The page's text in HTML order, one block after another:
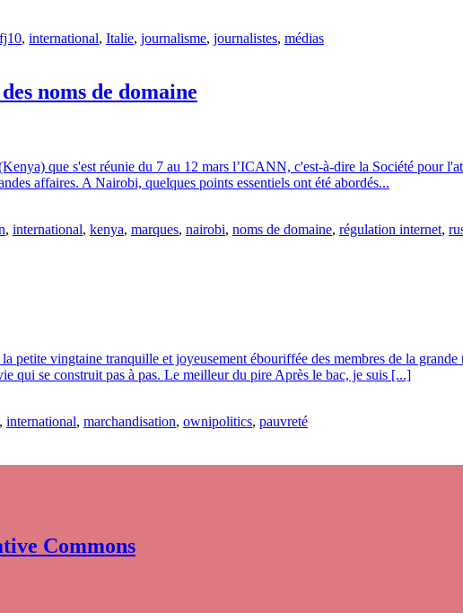
, international, Italie, journalisme, journalistes, médias
noms de domaine
que s'est réunie du 7 au 12 mars l’ICANN, c'est-à-dire la Société pour
affaires. A Nairobi, quelques points essentiels ont été abordés...
, international, kenya, marques, nairobi, noms de domaine, régulation internet,
petite vingtaine tranquille et joyeusement ébouriffée des membres de la
qui se construit pas à pas. Le meilleur du pire Après le bac, je suis [...]
, international, marchandisation, ownipolitics, pauvreté
Commons